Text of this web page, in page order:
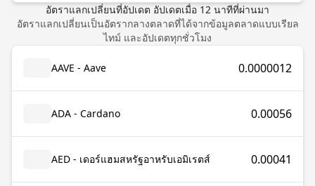
อัตราแลกเปลี่ยนที่อัปเดต อัปเดตเมื่อ 12 นาทีที่ผ่านมา
อัตราแลกเปลี่ยนเป็นอัตรากลางตลาดที่ได้จากข้อมูลตลาดแบบเรียล
ไทม์ และอัปเดตทุกชั่วโมง
AAVE - Aave 0.0000012
ADA - Cardano 0.00056
AED - เดอร์แฮมสหรัฐอาหรับเอมิเรตส์ 0.00041